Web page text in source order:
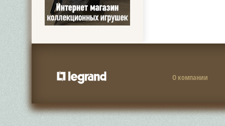
О компании